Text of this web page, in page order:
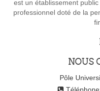
est un établissement
professionnel doté de la
NOUS
Pôle